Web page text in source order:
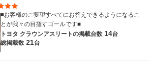
■お客様のご要望すべてにお答えできるようになるこ
とが我々の目指すゴールです■
トヨタ クラウンアスリートの掲載台数 14台
総掲載数 21台